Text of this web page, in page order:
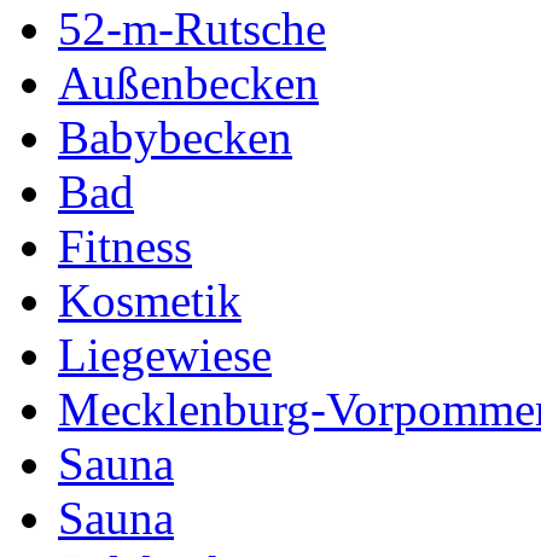
52-m-Rutsche
Außenbecken
Babybecken
Bad
Fitness
Kosmetik
Liegewiese
Mecklenburg-
Sauna
Sauna